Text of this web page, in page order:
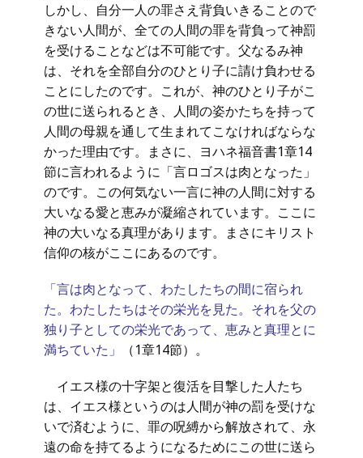
しかし、自分一人の罪さえ背負いきることので
きない人間が、全ての人間の罪を背負って神罰
を受けることなどは不可能です。父なるみ神
は、それを全部自分のひとり子に請け負わせる
ことにしたのです。これが、神のひとり子がこ
の世に送られるとき、人間の姿かたちを持って
人間の母親を通して生まれてこなければならな
かった理由です。まさに、ヨハネ福音書1章14
節に言われるように「言ロゴスは肉となった」
のです。この何気ない一言に神の人間に対する
大いなる愛と恵みが凝縮されています。ここに
神の大いなる真理があります。まさにキリスト
信仰の核がここにあるのです。
「言は肉となって、わたしたちの間に宿られ
た。わたしたちはその栄光を見た。それを父の
独り子としての栄光であって、恵みと真理とに
満ちていた」
（1章14節）。
イエス様の十字架と復活を目撃した人たち
は、イエス様というのは人間が神の罰を受けな
いで済むように、罪の呪縛から解放されて、永
遠の命を持てるようになるためにこの世に送ら